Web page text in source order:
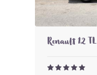
Renault 12 TL